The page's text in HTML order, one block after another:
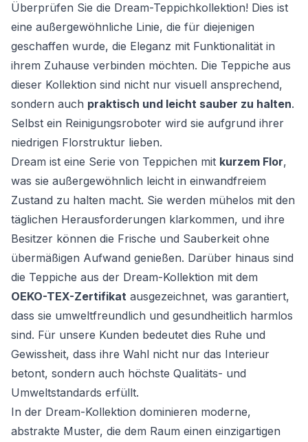
Überprüfen Sie die Dream-Teppichkollektion! Dies ist
eine außergewöhnliche Linie, die für diejenigen
geschaffen wurde, die Eleganz mit Funktionalität in
ihrem Zuhause verbinden möchten. Die Teppiche aus
dieser Kollektion sind nicht nur visuell ansprechend,
sondern auch praktisch und leicht sauber zu halten.
Selbst ein Reinigungsroboter wird sie aufgrund ihrer
niedrigen Florstruktur lieben.
Dream ist eine Serie von Teppichen mit kurzem Flor,
was sie außergewöhnlich leicht in einwandfreiem
Zustand zu halten macht. Sie werden mühelos mit den
täglichen Herausforderungen klarkommen, und ihre
Besitzer können die Frische und Sauberkeit ohne
übermäßigen Aufwand genießen. Darüber hinaus sind
die Teppiche aus der Dream-Kollektion mit dem
OEKO-TEX-Zertifikat ausgezeichnet, was garantiert,
dass sie umweltfreundlich und gesundheitlich harmlos
sind. Für unsere Kunden bedeutet dies Ruhe und
Gewissheit, dass ihre Wahl nicht nur das Interieur
betont, sondern auch höchste Qualitäts- und
Umweltstandards erfüllt.
In der Dream-Kollektion dominieren moderne,
abstrakte Muster, die dem Raum einen einzigartigen